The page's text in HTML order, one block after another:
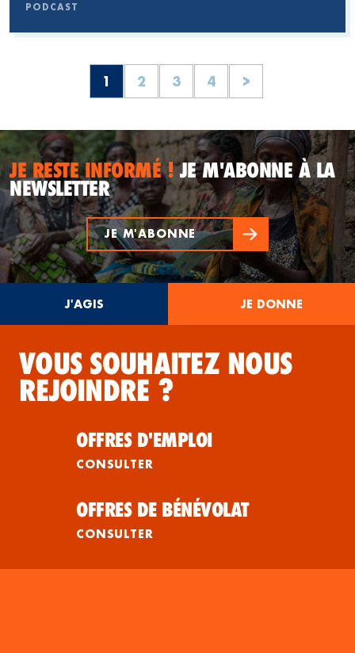
PODCAST
1 2 3 4 >
JE RESTE INFORMÉ !JE M'ABONNE À LA
NEWSLETTER
JE M'ABONNE
J'AGIS JE DONNE
VOUS SOUHAITEZ NOUS
REJOINDRE ?
OFFRES D'EMPLOI
CONSULTER
OFFRES DE BÉNÉVOLAT
CONSULTER